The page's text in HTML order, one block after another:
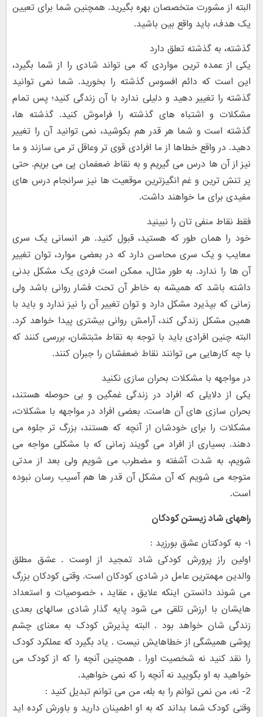
البته از مشورت متخصصان بهره بگیرید. همچنین شما برای تعیین
یک هدف، باید واقع بین باشید.
گذشته، به گذشته تعلق دارد
یکی از عمده ترین مواردی که می تواند شادی را از شما بگیرد،
این است که دائم افسوس گذشته را بخورید. شما نمی توانید
گذشته را تغییر دهید و دلیلی ندارد با آن زندگی کنید؛ پس تمام
مشکلات و اشتباه های گذشته را فراموش کنید. گذشته ها،
گذشته است و شما هر قدر هم بکوشید، نمی توانید آن را تغییر
دهید. در واقع خطاها از ما افرادی قوی تر وعاقل تر می سازند و ما
نیز از آن ها درس می گیریم و به نقاط ضعفمان پی می بریم. حتی
پر تنش ترین و غم انگیزترین موقعیت ها نیز سرانجام درس های
مفیدی برای ما خواهند داشت.
فقط نقاط منفی تان را نبینید
خود را همان طور که هستید، قبول کنید. هر انسانی یک سری
معایب و یک سری محاسن دارد که در بعضی موارد، توان تغییر
آن ها را ندارد. به طور مثال، ممکن است فردی یک مشکل بدنی
داشته باشد که همیشه به خاطر آن تحت فشار روانی باشد ولی
زمانی که بپذیرد مشکل دارد و توان تغییر آن را نیز ندارد و باید با
همین مشکل زندگی کند، آرامش روانی بیشتری پیدا خواهد کرد.
البته چنین افرادی باید با توجه به نقاط مثبتشان، بررسی کنند که
با چه کارهایی می توانند نقاط ضعفشان را جبران کنند.
در مواجهه با مشکلات بحران سازی نکنید
یکی از دلایلی که افراد در زندگی غمگین و بی حوصله هستند،
بحران سازی های آن هاست. بعضی افراد در مواجهه با مشکلات،
مشکلات را برای خودشان از آنچه که هستند، بزرگ تر جلوه می
دهند. بسیاری از افراد می گویند زمانی که با مشکلی مواجه می
شویم، به شدت آشفته و مضطرب می شویم ولی بعد از مدتی
متوجه می شویم که آن مشکل آن قدر ها هم آسیب رسان نبوده
است.
راههای شاد زیستن کودکان
۱- به کودکتان عشق بورزید :
اولین راز پرورش کودکی شاد تمجید از اوست . عشق مطلق
والدین مهمترین عامل در شادی کودکان است. وقتی کودکان بزرگ
می شوند دانستن اینکه علایق ، عقاید ، خصوصیات و استعداد
هایشان با ارزش تلقی می شود پایه گذار شادی سالهای بعدی
زندگی شان خواهد بود . البته پذیرش کودک به معنای چشم
پوشی همیشگی از خطاهایش نیست . یاد بگیرد که عملکرد کودک
را نقد کنید نه شخصیت اورا . همچنین آنچه را که از کودک می
خواهید به او بگویید نه آنچه را که نمی خواهید.
2- نه، من نمی توانم را به بله، من می توانم تبدیل کنید :
وقتی کودک شما بداند که به او اطمینان دارید و باورش کرده اید